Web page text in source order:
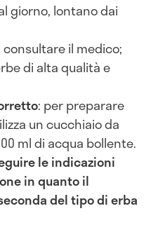
giorno, lontano dai
il medico;
di alta qualità e
: per preparare
un cucchiaio da
ml di acqua bollente.
le indicazioni
in quanto il
del tipo di erba